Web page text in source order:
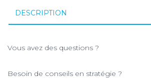
DESCRIPTION
Vous avez des questions ?
Besoin de conseils en stratégie ?